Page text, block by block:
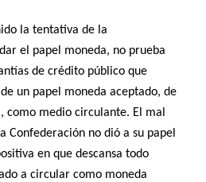
la tentativa de la
el papel moneda, no prueba
de crédito público que
un papel moneda aceptado, de
como medio circulante. El mal
Confederación no dió a su papel
en que descansa todo
a circular como moneda